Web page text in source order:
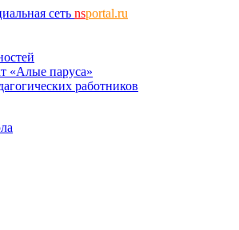
сеть nsportal.ru
«Алые паруса»
работников